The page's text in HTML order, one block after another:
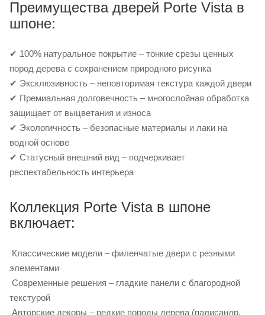
Преимущества дверей Porte Vista в
шпоне:
✔ 100% натуральное покрытие – тонкие срезы ценных
пород дерева с сохранением природного рисунка
✔ Эксклюзивность – неповторимая текстура каждой двери
✔ Премиальная долговечность – многослойная обработка
защищает от выцветания и износа
✔ Экологичность – безопасные материалы и лаки на
водной основе
✔ Статусный внешний вид – подчеркивает
респектабельность интерьера
Коллекция Porte Vista в шпоне
включает:
Классические модели – филенчатые двери с резными
элементами
Современные решения – гладкие панели с благородной
текстурой
Авторские декоры – редкие породы дерева (палисандр,